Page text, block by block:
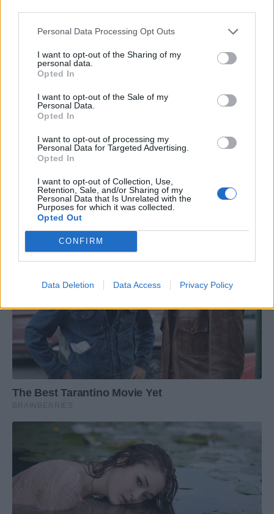
Personal Data Processing Opt Outs
I want to opt-out of the Sharing of my
personal data.
Opted In
I want to opt-out of the Sale of my
Personal Data.
Opted In
I want to opt-out of processing my
Personal Data for Targeted Advertising.
Opted In
I want to opt-out of Collection, Use,
Retention, Sale, and/or Sharing of my
Personal Data that Is Unrelated with the
Purposes for which it was collected.
Opted Out
CONFIRM
Data Deletion Data Access Privacy Policy